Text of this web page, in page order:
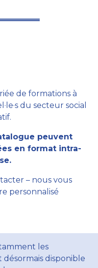
de formations à
du secteur social
peuvent
en format intra-
– nous vous
personnalisé
les
disponible